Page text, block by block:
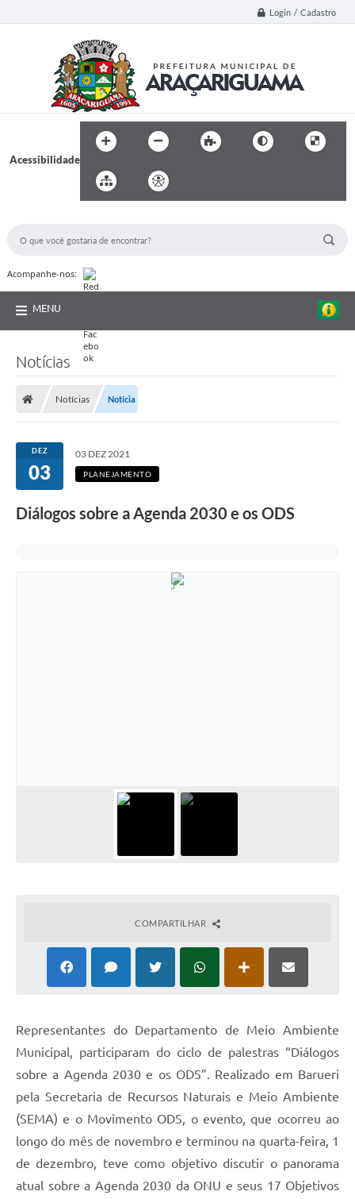
Login / Cadastro
Acessibilidade
Acompanhe-nos:
MENU
Notícias
Notícias Notícia
DEZ
03
03 DEZ 2021
PLANEJAMENTO
Diálogos sobre a Agenda 2030 e os ODS
COMPARTILHAR
Representantes do Departamento de Meio Ambiente
Municipal, participaram do ciclo de palestras “Diálogos
sobre a Agenda 2030 e os ODS”. Realizado em Barueri
pela Secretaria de Recursos Naturais e Meio Ambiente
(SEMA) e o Movimento ODS, o evento, que ocorreu ao
longo do mês de novembro e terminou na quarta-feira, 1
de dezembro, teve como objetivo discutir o panorama
atual sobre a Agenda 2030 da ONU e seus 17 Objetivos